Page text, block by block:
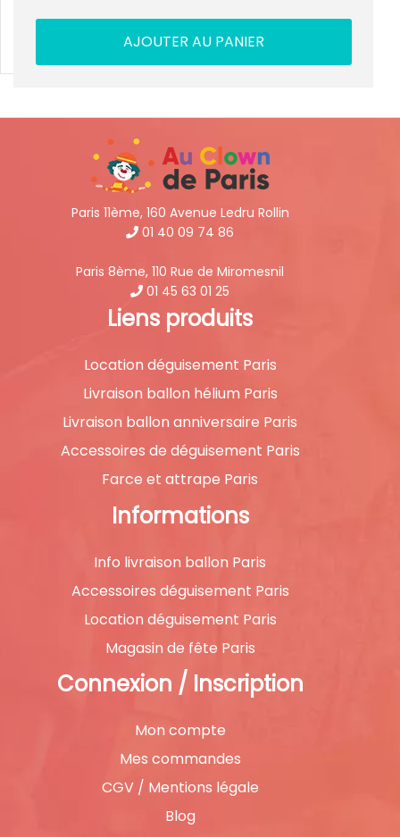
AJOUTER AU PANIER
Paris 11ème, 160 Avenue Ledru Rollin
01 40 09 74 86
Paris 8ème, 110 Rue de Miromesnil
01 45 63 01 25
Liens produits
Location déguisement Paris
Livraison ballon hélium Paris
Livraison ballon anniversaire Paris
Accessoires de déguisement Paris
Farce et attrape Paris
Informations
Info livraison ballon Paris
Accessoires déguisement Paris
Location déguisement Paris
Magasin de fête Paris
Connexion / Inscription
Mon compte
Mes commandes
CGV / Mentions légale
Blog